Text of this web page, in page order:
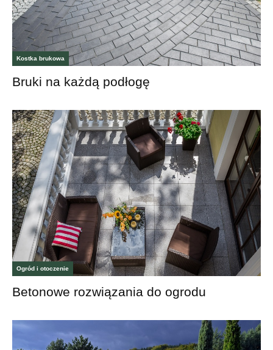
Kostka brukowa
Bruki na każdą podłogę
Ogród i otoczenie
Betonowe rozwiązania do ogrodu